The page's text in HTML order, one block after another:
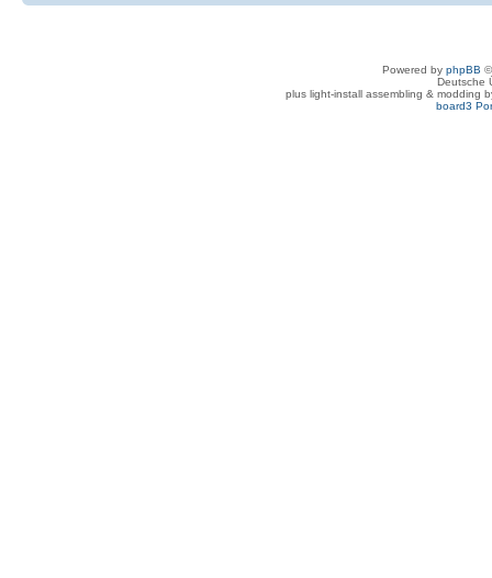
Powered by phpBB
Deutsche
plus light-install assembling & modding
board3